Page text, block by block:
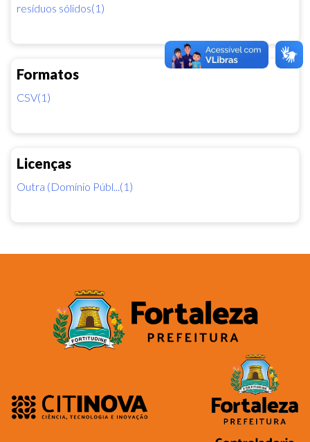
resíduos sólidos(1)
Formatos
CSV(1)
Licenças
Outra (Domínio Públ...(1)